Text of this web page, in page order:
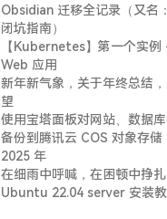
Obsidian 迁移全记录（又名
闭坑指南）
【Kubernetes】第一个实例
Web 应用
新年新气象，关于年终总结
望
使用宝塔面板对网站、数据
备份到腾讯云 COS 对象存储
2025 年
在细雨中呼喊，在困顿中挣扎
Ubuntu 22.04 server 安装